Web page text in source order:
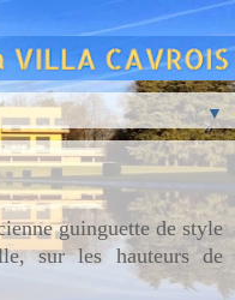
▼
guinguette de style
sur les hauteurs de